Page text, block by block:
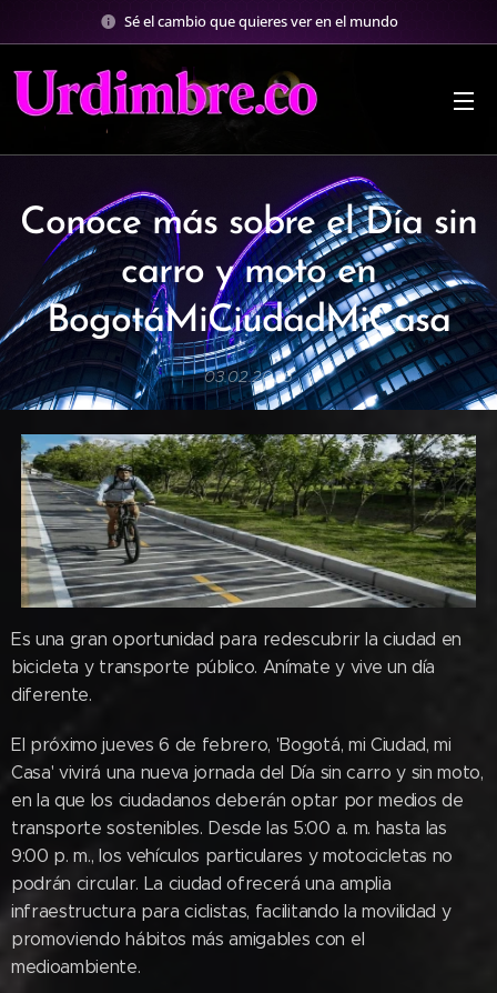
Sé el cambio que quieres ver en el mundo
Conoce más sobre el Día sin
carro y moto en
BogotáMiCiudadMiCasa
03.02.2025
Es una gran oportunidad para redescubrir la ciudad en
bicicleta y transporte público. Anímate y vive un día
diferente.
El próximo jueves 6 de febrero, 'Bogotá, mi Ciudad, mi
Casa' vivirá una nueva jornada del Día sin carro y sin moto,
en la que los ciudadanos deberán optar por medios de
transporte sostenibles. Desde las 5:00 a. m. hasta las
9:00 p. m., los vehículos particulares y motocicletas no
podrán circular. La ciudad ofrecerá una amplia
infraestructura para ciclistas, facilitando la movilidad y
promoviendo hábitos más amigables con el
medioambiente.